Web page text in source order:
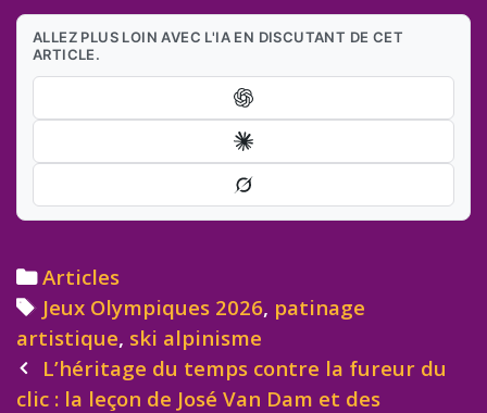
ALLEZ PLUS LOIN AVEC L'IA EN DISCUTANT DE CET
ARTICLE.
Categories
Articles
Tags
Jeux Olympiques 2026, patinage
artistique, ski alpinisme
Post
navigation
L’héritage du temps contre la fureur du
clic : la leçon de José Van Dam et des